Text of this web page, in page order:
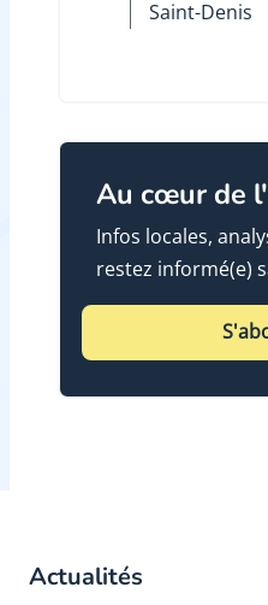
Saint-Denis
Au cœur de
Infos locales,
restez informé(e)
Actualités